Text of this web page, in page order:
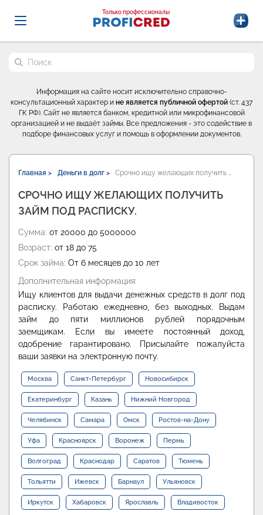
Probrokery - Только профессионалы
Только профессионалы
Поиск по сайту
Информация на сайте носит исключительно справочно-
консультационный характер и не является публичной офертой (ст. 437
ГК РФ). Сайт не является банком, кредитной или микрофинансовой
организацией и не выдаёт займы. Все предложения - это содействие в
подборе финансовых услуг и помощь в оформлении документов.
Главная > Деньги в долг > Срочно ищу желающих получить …
СРОЧНО ИЩУ ЖЕЛАЮЩИХ ПОЛУЧИТЬ
ЗАЙМ ПОД РАСПИСКУ.
Сумма: от 20000 до 5000000
Возраст: от 18 до 75
Срок займа: От 6 месяцев до 10 лет
Дополнительная информация:
Ищу клиентов для выдачи денежных средств в долг под
расписку. Работаю ежедневно, без выходных. Выдам
займ до пяти миллионов рублей порядочным
заемщикам. Если вы имеете постоянный доход,
одобрение гарантировано. Присылайте пожалуйста
ваши заявки на электронную почту.
Москва Санкт-Петербург Новосибирск
Екатеринбург Казань Нижний Новгород
Челябинск Самара Омск Ростов-на-Дону
Уфа Красноярск Воронеж Пермь
Волгоград Краснодар Саратов Тюмень
Тольятти Ижевск Барнаул Ульяновск
Иркутск Хабаровск Ярославль Владивосток